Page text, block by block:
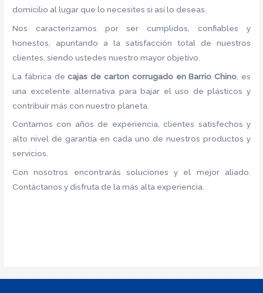
domicilio al lugar que lo necesites si así lo deseas.
Nos caracterizamos por ser cumplidos, confiables y
honestos, apuntando a la satisfacción total de nuestros
clientes, siendo ustedes nuestro mayor objetivo.
La fábrica decajas de carton corrugado en Barrio Chino , es
una excelente alternativa para bajar el uso de plásticos y
contribuir más con nuestro planeta.
Contamos con años de experiencia, clientes satisfechos y
alto nivel de garantía en cada uno de nuestros productos y
servicios.
Con nosotros encontrarás soluciones y el mejor aliado.
Contáctanos y disfruta de la más alta experiencia.